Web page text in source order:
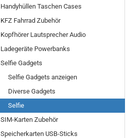
Handyhüllen Taschen Cases
KFZ Fahrrad Zubehör
Kopfhörer Lautsprecher Audio
Ladegeräte Powerbanks
Selfie Gadgets
Selfie Gadgets anzeigen
Diverse Gadgets
Selfie
SIM-Karten Zubehör
Speicherkarten USB-Sticks